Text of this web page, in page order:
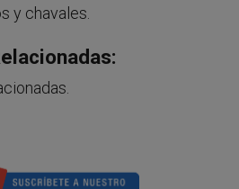
y chavales.